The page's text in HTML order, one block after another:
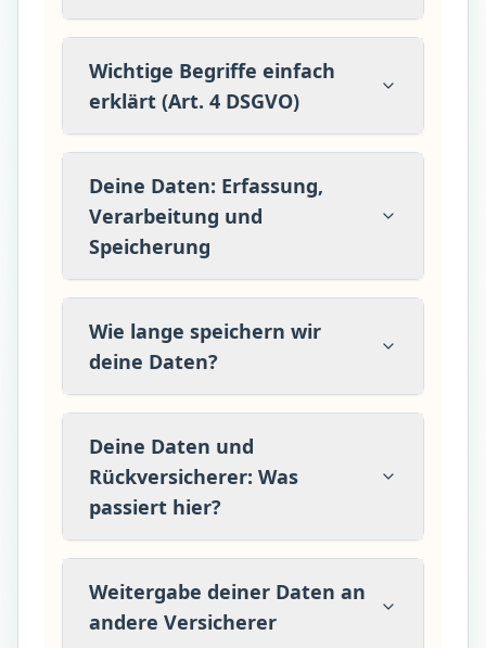
Wichtige Begriffe einfach
erklärt (Art. 4 DSGVO)
Deine Daten: Erfassung,
Verarbeitung und
Speicherung
Wie lange speichern wir
deine Daten?
Deine Daten und
Rückversicherer: Was
passiert hier?
Weitergabe deiner Daten an
andere Versicherer